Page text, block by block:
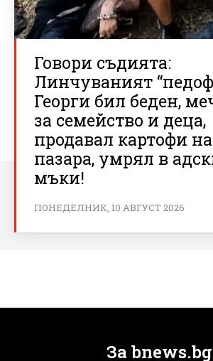
Говори съдията:
Линчуваният
Георги бил беден,
за семейство и деца,
продавал картофи на
пазара, умрял в
мъки!
ПОНЕДЕЛНИК, 10 АВГУСТ 2026
За bnews.bg